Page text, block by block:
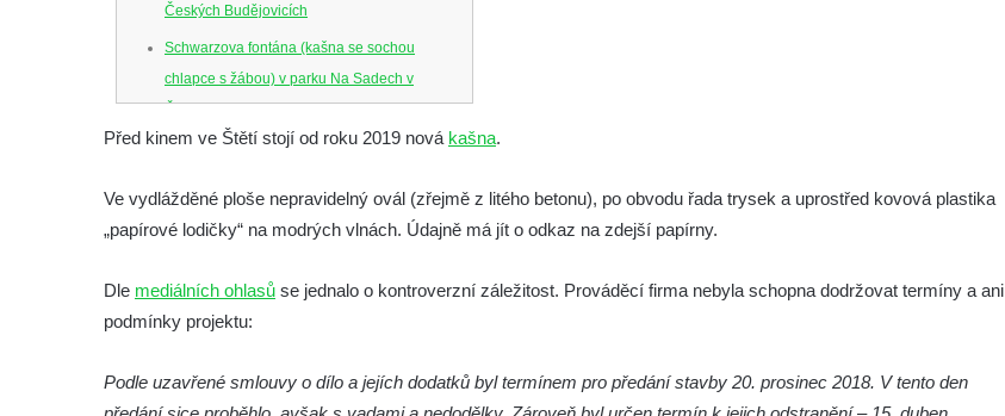
Českých Budějovicích
Schwarzova fontána (kašna se sochou
chlapce s žábou) v parku Na Sadech v
Českých Budějovicích
Kašna v parku Na Sadech u Pražské třídy v
Samsonova kašna na náměstí Přemysla
Otakara II. v Českých Budějovicích
Kašna na náměstí J. V. Kamarýta ve
Velešíně
Leipzig
Před kinem ve Štětí stojí od roku 2019 nová kašna.
Ve vydlážděné ploše nepravidelný ovál (zřejmě z litého betonu), po obvodu řada trysek a uprostřed kovová plastika
„papírové lodičky“ na modrých vlnách. Údajně má jít o odkaz na zdejší papírny.
Dle mediálních ohlasů se jednalo o kontroverzní záležitost. Prováděcí firma nebyla schopna dodržovat termíny a ani
podmínky projektu:
Podle uzavřené smlouvy o dílo a jejích dodatků byl termínem pro předání stavby 20. prosinec 2018. V tento den